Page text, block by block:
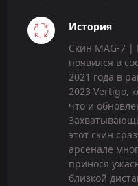
История
Скин MAG-7 |
появился в
2021 года в
2023 Vertigo,
что и
этот скин
арсенале
принося
близкой